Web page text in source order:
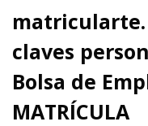
matricularte.
claves
Bolsa de
MATRÍCULA